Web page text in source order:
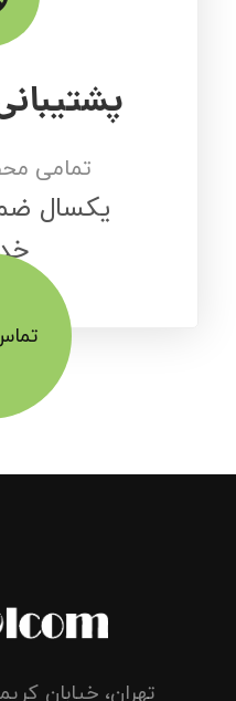
تمامی
تهران، خیابان